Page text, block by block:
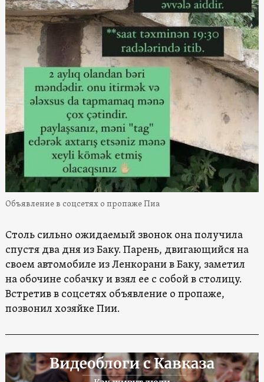
Объявление в соцсетях о пропаже Пиа
Столь сильно ожидаемый звонок она получила
спустя два дня из Баку. Парень, двигающийся на
своем автомобиле из Ленкорани в Баку, заметил
на обочине собачку и взял ее с собой в столицу.
Встретив в соцсетях объявление о пропаже,
позвонил хозяйке Пии.